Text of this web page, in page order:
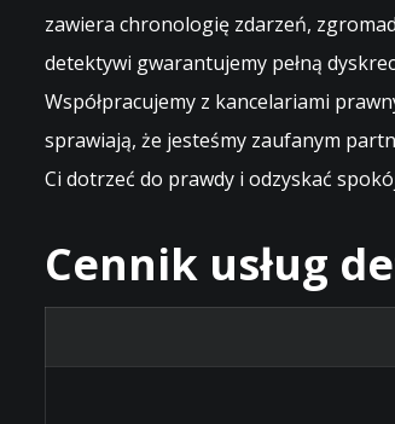
zawiera chronologię zdarzeń,
detektywi gwarantujemy pełną
Współpracujemy z kancelariami
sprawiają, że jesteśmy zaufanym
Ci dotrzeć do prawdy i odzyskać
Cennik usług